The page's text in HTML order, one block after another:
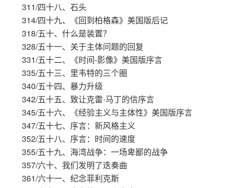
311/四十八、石头
314/四十九、《回到柏格森》美国版后记
318/五十、什么是装置？
328/五十一、关于主体问题的回复
331/五十二、《时间-影像》美国版序言
335/五十三、里韦特的三个圈
340/五十四、暴力升级
342/五十五、致让克雷·马丁的信序言
345/五十六、《经验主义与主体性》美国版序言
347/五十七、序言：新风格主义
352/五十八、序言：时间的速度
355/五十九、海湾战争：一场卑鄙的战争
357/六十、我们发明了迭奏曲
361/六十一、纪念菲利克斯